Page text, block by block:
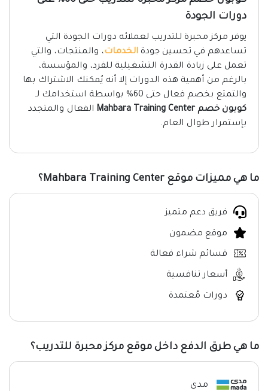
دورات الجودة
يوفر مركز محبرة للتدريب لعملائه دورات الجودة التي
تساعدهم في تحسين جودة الخدمات، والمنتجات، والتي
تعمل على زيادة القدرة التشغيلية للفرد، والمؤسسة،
بالرغم من أهمية هذه الدورات إلا أنه يُمكنك الاشتراك بها
والتمتع بخصم فعال حتى 60% بواسطة استخدامك لـ
كوبون خصم Mahbara Training Center
الفعال والمتجدد
بإستمرار طوال العام.
ما هي مميزات موقع Mahbara Training Center؟
فريق دعم متميز
موقع مضمون
قسائم شراء فعالة
أسعار تنافسية
دورات مُعتمدة
ما هي طرق الدفع داخل موقع مركز محبرة للتدريب؟
مدى